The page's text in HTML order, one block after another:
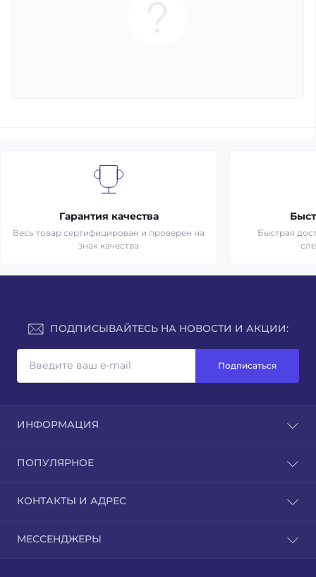
Гарантия качества
Весь товар сертифицирован и проверен на
знак качества
Быстрая
ПОДПИСЫВАЙТЕСЬ НА НОВОСТИ И АКЦИИ:
Подписаться
ИНФОРМАЦИЯ
Контакты
Карта сайта
Акции
ПОПУЛЯРНОЕ
Мотоблоки
Трактора
КОНТАКТЫ И АДРЕС
МЕССЕНДЖЕРЫ